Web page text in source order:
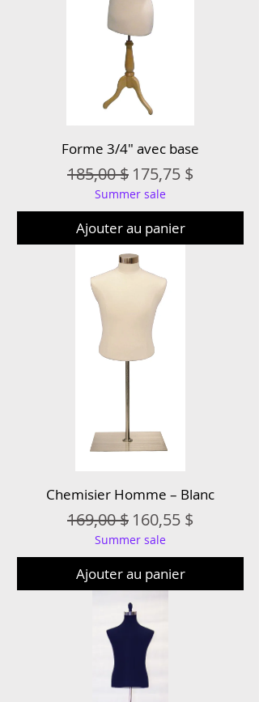
Forme 3/4″ avec base
Prix original
185,00 $ Prix promotionnel
175,75 $
Summer sale
Ajouter au panier
Chemisier Homme – Blanc
Prix original
169,00 $ Prix promotionnel
160,55 $
Summer sale
Ajouter au panier